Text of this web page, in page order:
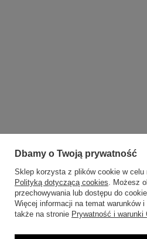
Dbamy o Twoją prywatność
Sklep korzysta z plików cookie w celu
Polityką dotyczącą cookies. Możesz
przechowywania lub dostępu do
Więcej informacji na temat warunków
także na stronie Prywatność i warunki